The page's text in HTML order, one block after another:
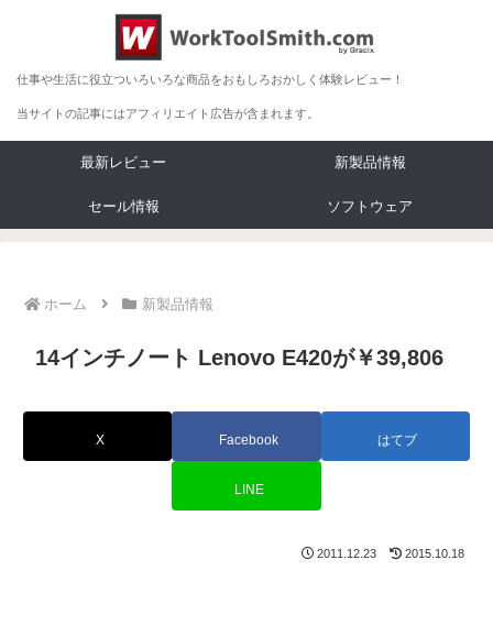
仕事や生活に役立ついろいろな商品をおもしろおかしく体験レビュー！
当サイトの記事にはアフィリエイト広告が含まれます。
最新レビュー 新製品情報
セール情報 ソフトウェア
ホーム 新製品情報
14インチノート Lenovo E420が￥39,806
X Facebook はてブ
LINE
2011.12.23 2015.10.18